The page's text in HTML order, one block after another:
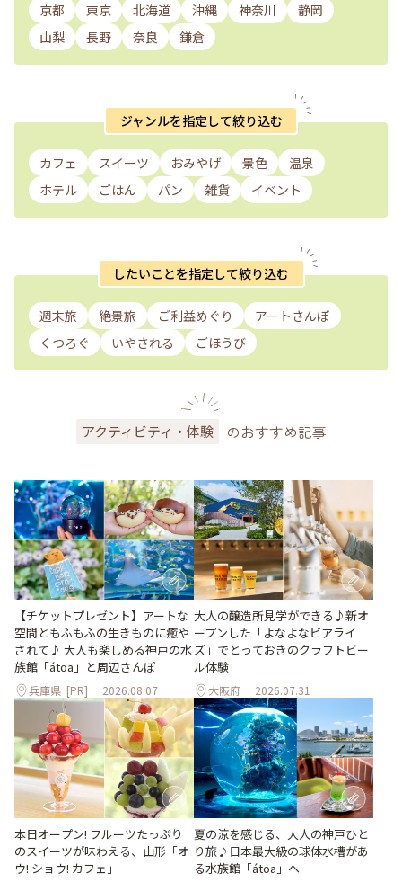
京都 東京 北海道 沖縄 神奈川
静岡
山梨
長野 奈良 鎌倉
ジャンルを指定して絞り込む
カフェ スイーツ おみやげ 景色
温泉
ホテル
ごはん パン 雑貨 イベント
したいことを指定して絞り込む
週末旅 絶景旅 ご利益めぐり
アートさんぽ
くつろぐ
いやされる ごほうび
アクティビティ・体験 のおすすめ記事
【チケットプレゼント】アートな
空間ともふもふの生きものに癒や
されて♪ 大人も楽しめる神戸の水
族館「átoa」と周辺さんぽ
兵庫県 [PR] 2026.08.07
大人の醸造所見学ができる♪新オ
ープンした「よなよなビアライ
ズ」でとっておきのクラフトビー
ル体験
大阪府 2026.07.31
本日オープン! フルーツたっぷり
のスイーツが味わえる、山形「オ
ウ! ショウ! カフェ」
夏の涼を感じる、大人の神戸ひと
り旅♪日本最大級の球体水槽があ
る水族館「átoa」へ